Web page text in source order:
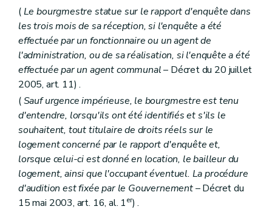
(Le bourgmestre statue sur le rapport d'enquête dans
les trois mois de sa réception, si l'enquête a été
effectuée par un fonctionnaire ou un agent de
l'administration, ou de sa réalisation, si l'enquête a été
effectuée par un agent communal– Décret du 20 juillet
2005, art. 11) .
(Sauf urgence impérieuse, le bourgmestre est tenu
d'entendre, lorsqu'ils ont été identifiés et s'ils le
souhaitent, tout titulaire de droits réels sur le
logement concerné par le rapport d'enquête et,
lorsque celui-ci est donné en location, le bailleur du
logement, ainsi que l'occupant éventuel. La procédure
d'audition est fixée par le Gouvernement– Décret du
15 mai 2003, art. 16, al. 1er) .